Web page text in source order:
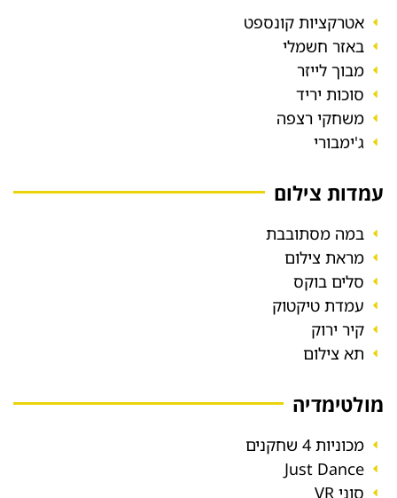
אטרקציות קונספט
באזר חשמלי
מבוך לייזר
סוכות יריד
משחקי רצפה
ג'ימבורי
עמדות צילום
במה מסתובבת
מראת צילום
סלים בוקס
עמדת טיקטוק
קיר ירוק
תא צילום
מולטימדיה
מכוניות 4 שחקנים
Just Dance
סוני VR